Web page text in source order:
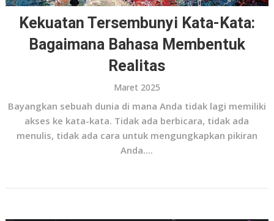
Kekuatan Tersembunyi Kata-Kata:
Bagaimana Bahasa Membentuk
Realitas
Maret 2025
Bayangkan sebuah dunia di mana Anda tidak lagi memiliki
akses ke kata-kata. Tidak ada berbicara, tidak ada
menulis, tidak ada cara untuk mengungkapkan pikiran
Anda....